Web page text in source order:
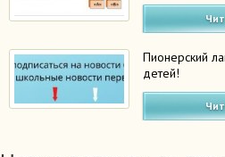
Пионерский
детей!